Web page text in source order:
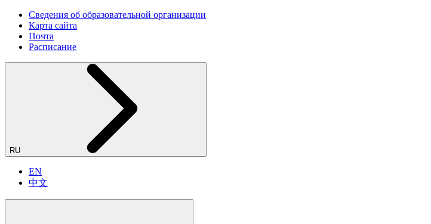
Сведения об образовательной организации
Карта сайта
Почта
Расписание
RU
EN
中文